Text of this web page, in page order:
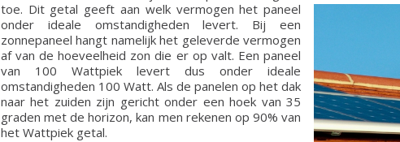
toe. Dit getal geeft aan welk vermogen het paneel
onder ideale omstandigheden levert. Bij een
zonnepaneel hangt namelijk het geleverde vermogen
af van de hoeveelheid zon die er op valt. Een paneel
van 100 Wattpiek levert dus onder ideale
omstandigheden 100 Watt. Als de panelen op het dak
naar het zuiden zijn gericht onder een hoek van 35
graden met de horizon, kan men rekenen op 90% van
het Wattpiek getal.